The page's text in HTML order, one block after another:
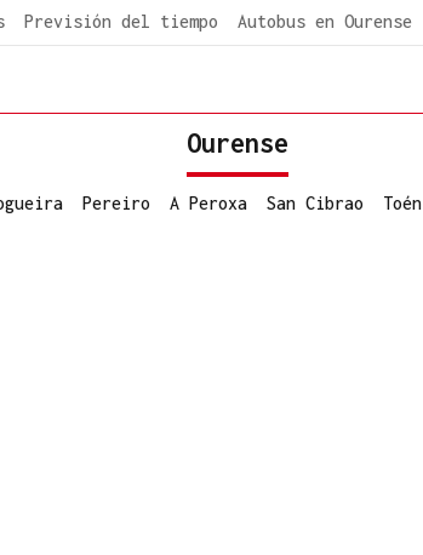
Previsión del tiempo Autobus en Ourense
Ourense
Pereiro A Peroxa San Cibrao Toén